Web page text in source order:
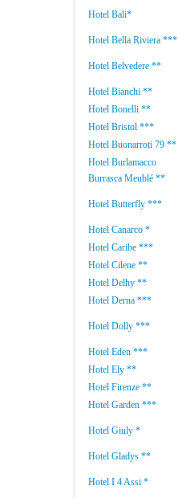
Hotel Bali*
Hotel Bella Riviera ***
Hotel Belvedere **
Hotel Bianchi **
Hotel Bonelli **
Hotel Bristol ***
Hotel Buonarroti 79 **
Hotel Burlamacco
Burrasca Meublé **
Hotel Butterfly ***
Hotel Canarco *
Hotel Caribe ***
Hotel Cilene **
Hotel Delhy **
Hotel Derna ***
Hotel Dolly ***
Hotel Eden ***
Hotel Ely **
Hotel Firenze **
Hotel Garden ***
Hotel Giuly *
Hotel Gladys **
Hotel I 4 Assi *